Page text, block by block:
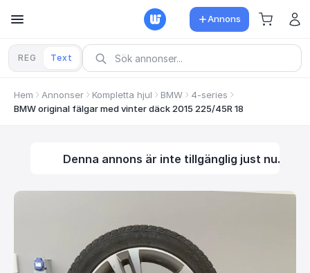
Annons
REG Text
Hem Annonser Kompletta hjul BMW
4-series
BMW original fälgar med vinter däck 2015 225/45R 18
Denna annons är inte tillgänglig just nu.